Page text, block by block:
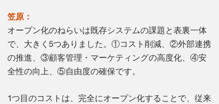
笠原：
オープン化のねらいは既存システムの課題と表裏一体
で、大きく5つありました。①コスト削減、②外部連携
の推進、③顧客管理・マーケティングの高度化、④安
全性の向上、⑤自由度の確保です。
1つ目のコストは、完全にオープン化することで、従来